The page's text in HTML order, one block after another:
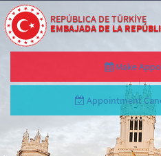
REPÚBLICA DE TÜRKİYE
EMBAJADA DE LA
Make
Appointment